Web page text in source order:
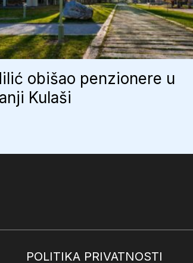
obišao penzionere u
Kulaši
POLITIKA PRIVATNOSTI